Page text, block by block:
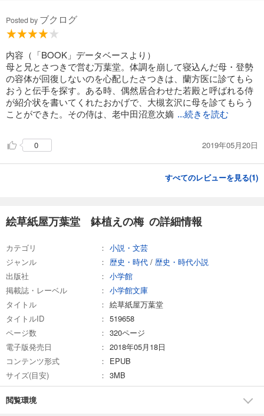
Posted by ブクログ
内容（「BOOK」データベースより）
母と兄とさつきで営む万葉堂。体調を崩して寝込んだ母・登勢
の容体が回復しないのを心配したさつきは、蘭方医に診てもら
おうと伝手を探す。ある時、偶然居合わせた若殿と呼ばれる侍
が紹介状を書いてくれたおかげで、大槻玄沢に母を診てもらう
ことができた。その侍は、老中田沼意次嫡 ...続きを読む
0 2019年05月20日
すべてのレビューを見る(1)
絵草紙屋万葉堂 鉢植えの梅 の詳細情報
カテゴリ
小説・文芸
ジャンル
歴史・時代 / 歴史・時代小説
出版社
小学館
掲載誌・レーベル
小学館文庫
タイトル
絵草紙屋万葉堂
タイトルID
519658
ページ数
320ページ
電子版発売日
2018年05月18日
コンテンツ形式
EPUB
サイズ(目安)
3MB
閲覧環境